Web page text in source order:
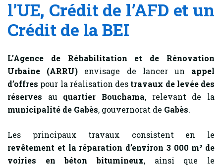
l’UE, Crédit de l’AFD et un
Crédit de la BEI
L’Agence de Réhabilitation et de Rénovation
Urbaine (ARRU) envisage de lancer un appel
d’offres pour la réalisation des travaux de levée des
réserves au quartier Bouchama, relevant de la
municipalité de Gabès, gouvernorat de Gabès.
Les principaux travaux consistent en le
revêtement et la réparation d’environ 3 000 m² de
voiries en béton bitumineux, ainsi que le